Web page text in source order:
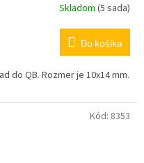
Skladom (5 sada)
Do košíka
do QB. Rozmer je 10x14 mm.
Kód: 8353